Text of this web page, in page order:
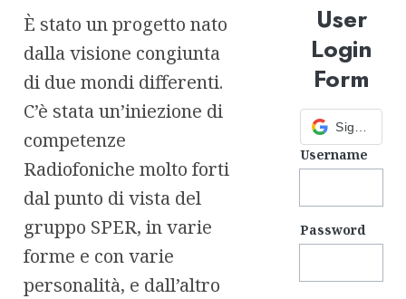
È stato un progetto nato
dalla visione congiunta
di due mondi differenti.
C’è stata un’iniezione di
competenze
Radiofoniche molto forti
dal punto di vista del
gruppo SPER, in varie
forme e con varie
personalità, e dall’altro
User
Login
Form
Username
Password